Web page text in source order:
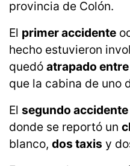
provincia de Colón.
El primer accidente
hecho estuvieron
quedó atrapado
que la cabina de uno
El segundo accidente
donde se reportó un
blanco, dos taxis y